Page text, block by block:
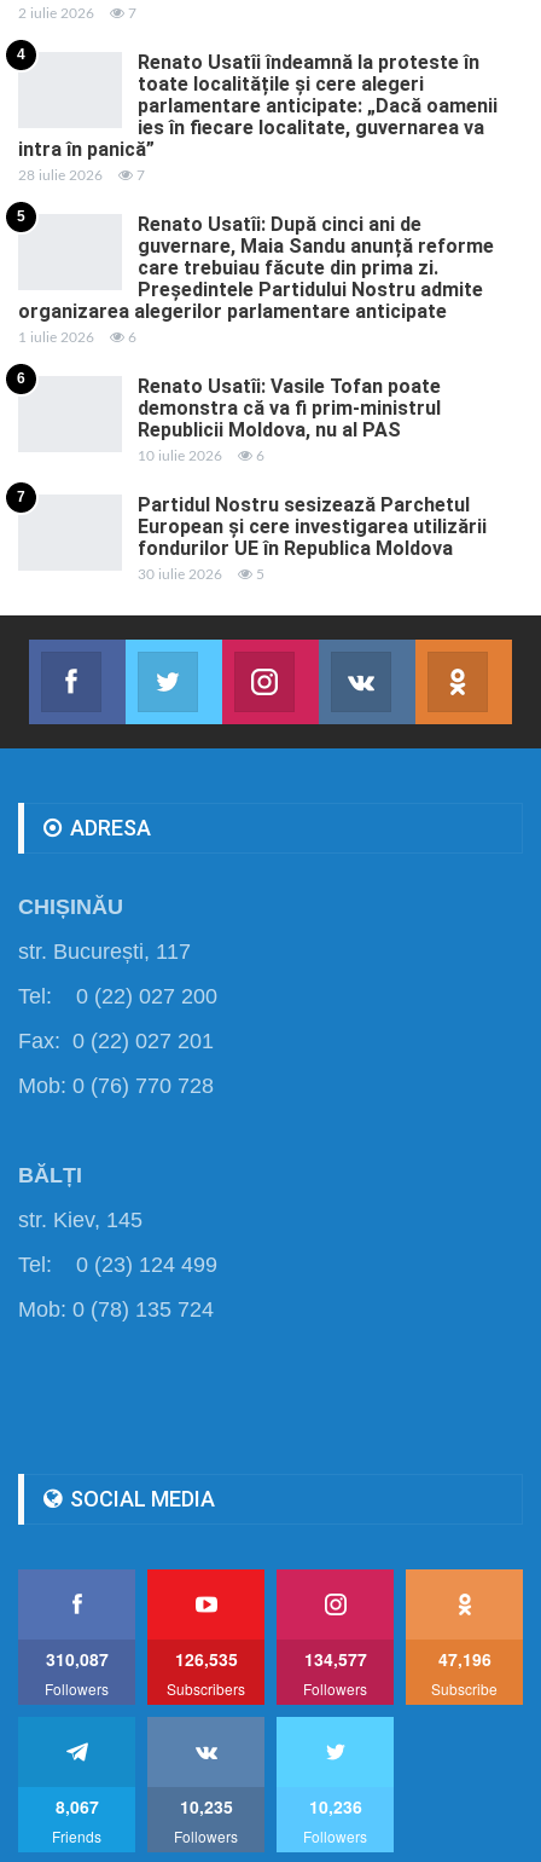
2 iulie 2026 7
4
Renato Usatîi îndeamnă la proteste în
toate localitățile și cere alegeri
parlamentare anticipate: „Dacă oamenii
ies în fiecare localitate, guvernarea va
intra în panică”
28 iulie 2026 7
5
Renato Usatîi: După cinci ani de
guvernare, Maia Sandu anunță reforme
care trebuiau făcute din prima zi.
Președintele Partidului Nostru admite
organizarea alegerilor parlamentare anticipate
1 iulie 2026 6
6
Renato Usatîi: Vasile Tofan poate
demonstra că va fi prim-ministrul
Republicii Moldova, nu al PAS
10 iulie 2026 6
7
Partidul Nostru sesizează Parchetul
European și cere investigarea utilizării
fondurilor UE în Republica Moldova
30 iulie 2026 5
Facebook
Abonează-te
Twitter
Join us on TwitterJoin us on Instagram
Abonează-te
ADRESA
CHIȘINĂU
str. București, 117
Tel: 0 (22) 027 200
Fax: 0 (22) 027 201
Mob: 0 (76) 770 728
BĂLȚI
str. Kiev, 145
Tel: 0 (23) 124 499
Mob: 0 (78) 135 724
SOCIAL MEDIA
310,087
Followers
126,535
Subscribers
134,577
Followers
47,196
Subscribe
8,067
Friends
10,235
Followers
10,236
Followers